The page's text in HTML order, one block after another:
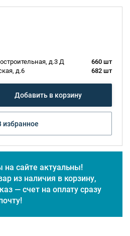
д.3 Д
660 шт
д.6
682 шт
Добавить в корзину
избранное
на сайте актуальны!
из наличия в корзину,
— счет на оплату сразу